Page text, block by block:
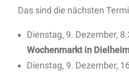
Das sind die nächsten
Dienstag, 9. Dezember,
Wochenmarkt in
Dienstag, 9. Dezember,